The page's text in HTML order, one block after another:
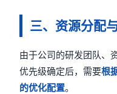
三、资源分配
由于公司的研发团队、
优先级确定后，需要根
的优化配置。